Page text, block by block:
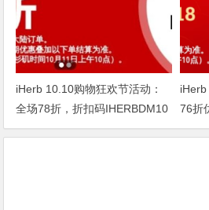
iHerb 10.10购物狂欢节活动：
全场78折，折扣码IHERBDM10
76折